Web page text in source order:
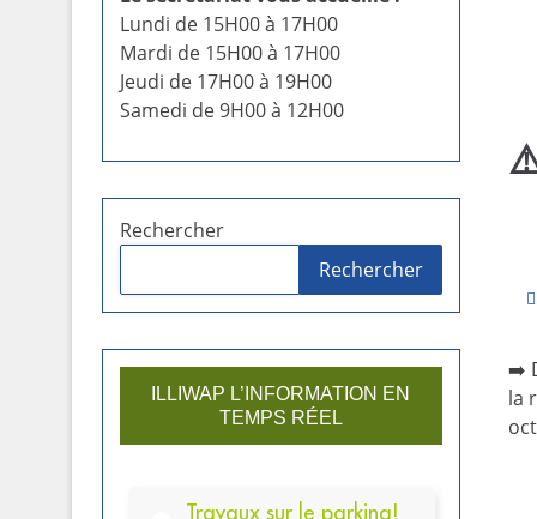
➡️
la
Lundi de 15H00 à 17H00
Mardi de 15H00 à 17H00
Jeudi de 17H00 à 19H00
Samedi de 9H00 à 12H00
Rechercher
Rechercher
ILLIWAP L’INFORMATION EN
TEMPS RÉEL